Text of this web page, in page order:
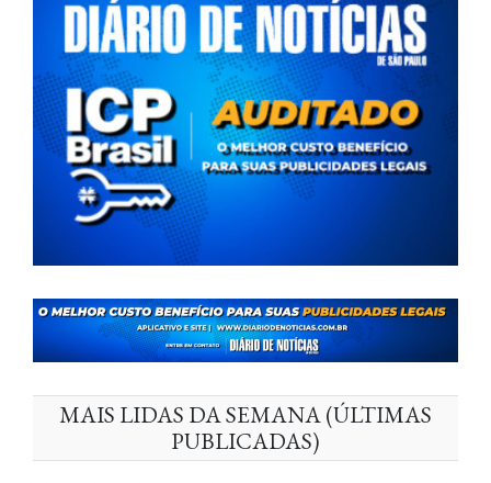
MAIS LIDAS DA SEMANA (ÚLTIMAS
PUBLICADAS)